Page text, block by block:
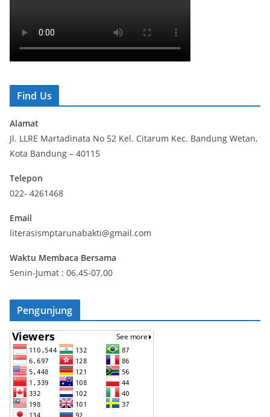
Find Us
Alamat
Jl. LLRE Martadinata No 52 Kel. Citarum Kec. Bandung Wetan,
Kota Bandung – 40115
Telepon
022- 4261468
Email
literasismptarunabakti@gmail.com
Waktu Membaca Bersama
Senin-Jumat : 06.45-07.00
Pengunjung